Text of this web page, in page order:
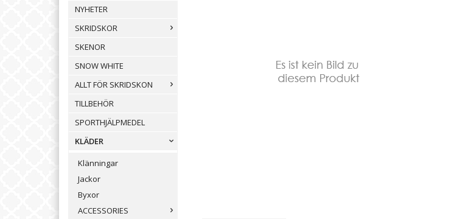
NYHETER
SKRIDSKOR
SKENOR
SNOW WHITE
ALLT FÖR SKRIDSKON
TILLBEHÖR
SPORTHJÄLPMEDEL
KLÄDER
Klänningar
Jackor
Byxor
ACCESSORIES